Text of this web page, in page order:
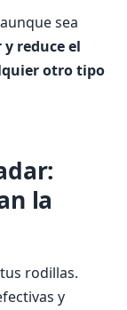
sea
reduce el
otro tipo
la
rodillas.
y